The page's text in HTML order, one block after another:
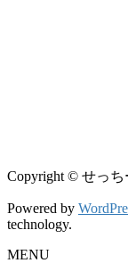
Copyright © せっち
Powered by
technology.
MENU